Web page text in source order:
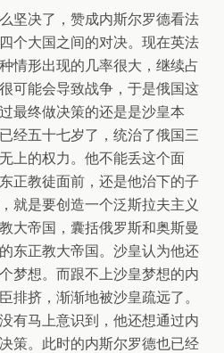
坚决了，赞成内斯尔罗德看法
个大国之间的对决。现在英法
情形出现的几率很大，继续占
可能会导致战争，于是俄国这
最终做决策的还是是沙皇本
经五十七岁了，统治了俄国三
上的权力。他不能丢这个面
正教徒面前，还是他治下的子
就是要创造一个泛斯拉夫主义
大帝国，囊括俄罗斯和奥斯曼
东正教大帝国。沙皇认为他还
梦想。而跟不上沙皇梦想的内
排挤，渐渐地被沙皇疏远了。
有马上意识到，他还想通过内
策。此时的内斯尔罗德也已经